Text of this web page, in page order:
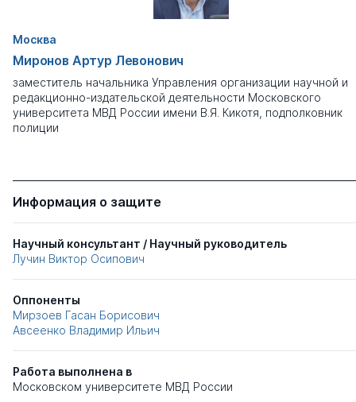
Москва
Миронов Артур Левонович
заместитель начальника Управления организации научной и
редакционно-издательской деятельности Московского
университета МВД России имени В.Я. Кикотя, подполковник
полиции
Информация о защите
Научный консультант / Научный руководитель
Лучин Виктор Осипович
Оппоненты
Мирзоев Гасан Борисович
Авсеенко Владимир Ильич
Работа выполнена в
Московском университете МВД России